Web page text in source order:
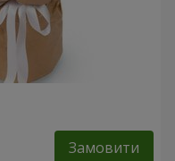
Замовити